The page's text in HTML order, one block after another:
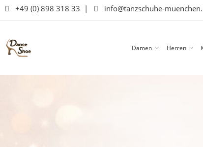
+49 (0) 898 318 33 | info@tanzschuhe-
Damen Herren